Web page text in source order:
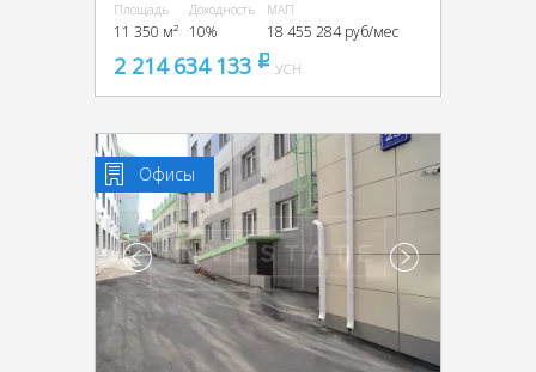
Площадь
11 350 м²
Доходность
10%
МАП
18 455 284 руб/мес
2 214 634 133 pуб
УСН
Офисы